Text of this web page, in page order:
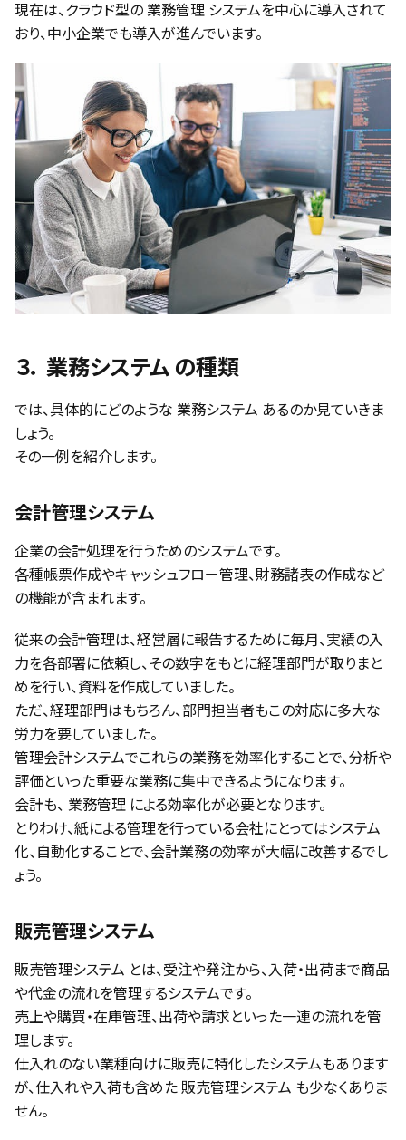
現在は、クラウド型の 業務管理 システムを中心に導入されて
おり、中小企業でも導入が進んでいます。
３． 業務システム の種類
では、具体的にどのような 業務システム あるのか見ていきま
しょう。
その一例を紹介します。
会計管理システム
企業の会計処理を行うためのシステムです。
各種帳票作成やキャッシュフロー管理、財務諸表の作成など
の機能が含まれます。
従来の会計管理は、経営層に報告するために毎月、実績の入
力を各部署に依頼し、その数字をもとに経理部門が取りまと
めを行い、資料を作成していました。
ただ、経理部門はもちろん、部門担当者もこの対応に多大な
労力を要していました。
管理会計システムでこれらの業務を効率化することで、分析や
評価といった重要な業務に集中できるようになります。
会計も、 業務管理 による効率化が必要となります。
とりわけ、紙による管理を行っている会社にとってはシステム
化、自動化することで、会計業務の効率が大幅に改善するでし
ょう。
販売管理システム
販売管理システム とは、受注や発注から、入荷・出荷まで商品
や代金の流れを管理するシステムです。
売上や購買・在庫管理、出荷や請求といった一連の流れを管
理します。
仕入れのない業種向けに販売に特化したシステムもあります
が、仕入れや入荷も含めた 販売管理システム も少なくありま
せん。